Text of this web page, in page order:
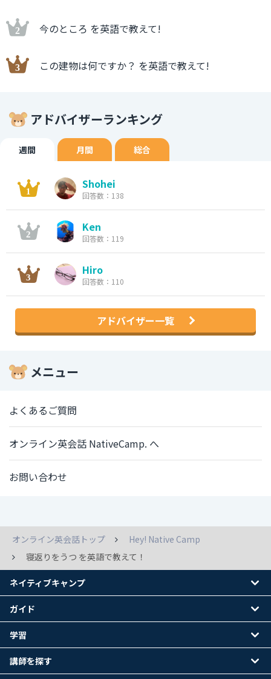
今のところ を英語で教えて!
この建物は何ですか？ を英語で教えて!
アドバイザーランキング
週間 月間 総合
Shohei
回答数：138
Ken
回答数：119
Hiro
回答数：110
アドバイザー一覧
メニュー
よくあるご質問
オンライン英会話 NativeCamp. へ
お問い合わせ
オンライン英会話トップ
Hey! Native Camp
寝返りをうつ を英語で教えて！
ネイティブキャンプ
ガイド
学習
講師を探す